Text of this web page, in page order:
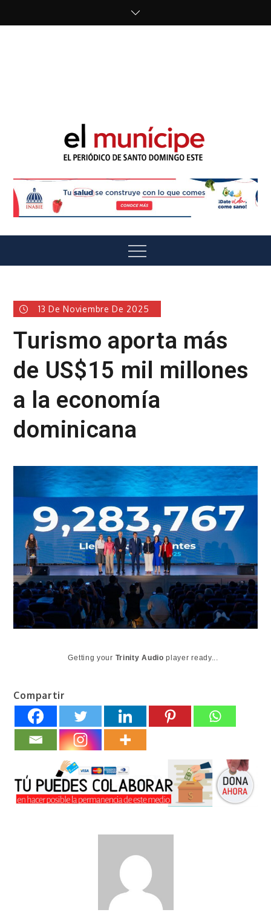
El Munícipe
Menu
13 De Noviembre De 2025
Turismo aporta más
de US$15 mil millones
a la economía
dominicana
Getting your Trinity Audio player ready...
Compartir